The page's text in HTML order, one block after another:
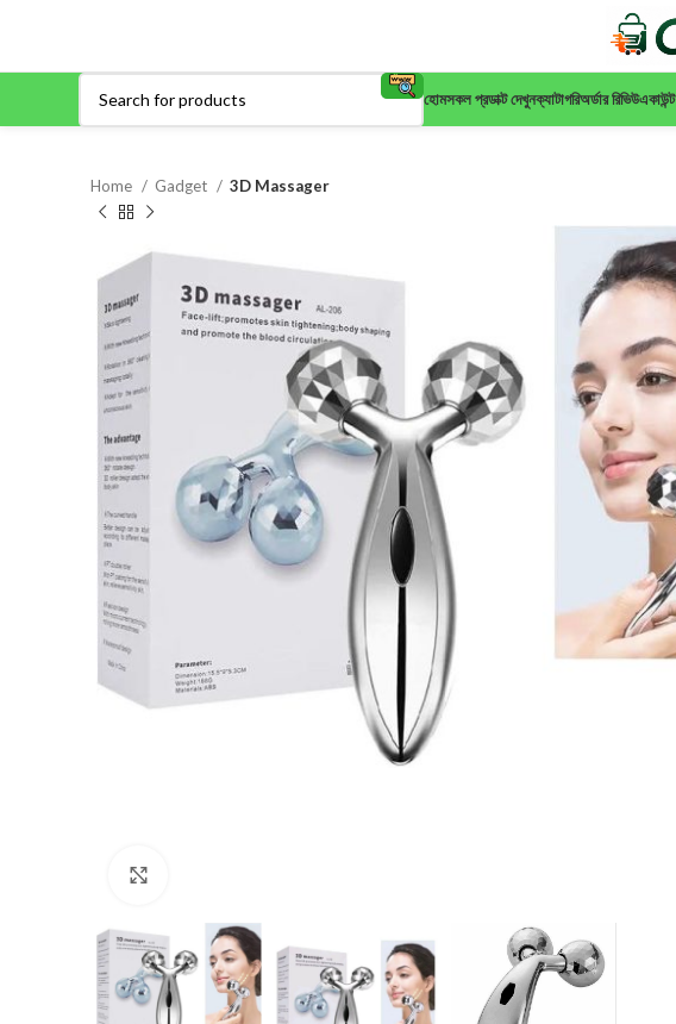
হোমসকল প্রডাক্ট দেখুনক্যাটাগরিঅর্ডার রিভিউএকাউন্ট
Home Gadget 3D Massager